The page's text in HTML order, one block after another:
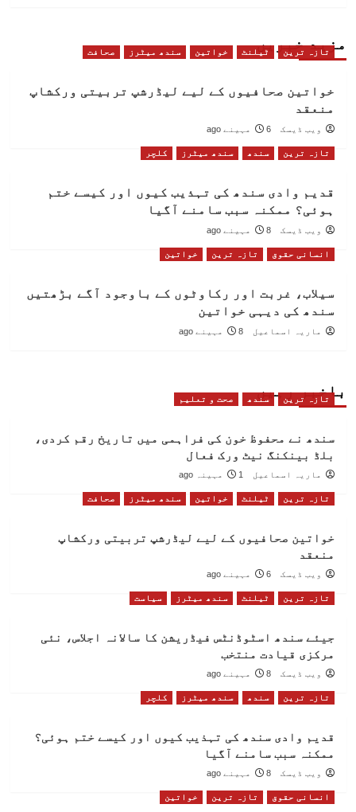
مزید خبریں
تازہ ترین ٹیلنٹ خواتین سندھ میٹرز صحافت
خواتین صحافیوں کے لیے لیڈرشپ تربیتی ورکشاپ
منعقد
ویب ڈیسک 6 مہینے ago
تازہ ترین سندھ سندھ میٹرز کلچر
قدیم وادی سندھ کی تہذیب کیوں اور کیسے ختم
ہوئی؟ ممکنہ سبب سامنے آگیا
ویب ڈیسک 8 مہینے ago
انسانی حقوق تازہ ترین خواتین
سیلاب، غربت اور رکاوٹوں کے باوجود آگے بڑھتیں
سندھ کی دیہی خواتین
ماریہ اسماعیل 8 مہینے ago
باخبر رہیں
تازہ ترین سندھ صحت و تعلیم
سندھ نے محفوظ خون کی فراہمی میں تاریخ رقم کردی،
بلڈ بینکنگ نیٹ ورک فعال
ماریہ اسماعیل 1 مہینہ ago
تازہ ترین ٹیلنٹ خواتین سندھ میٹرز صحافت
خواتین صحافیوں کے لیے لیڈرشپ تربیتی ورکشاپ
منعقد
ویب ڈیسک 6 مہینے ago
تازہ ترین ٹیلنٹ سندھ میٹرز سیاست
جیئے سندھ اسٹوڈنٹس فیڈریشن کا سالانہ اجلاس، نئی
مرکزی قیادت منتخب
ویب ڈیسک 8 مہینے ago
تازہ ترین سندھ سندھ میٹرز کلچر
قدیم وادی سندھ کی تہذیب کیوں اور کیسے ختم ہوئی؟
ممکنہ سبب سامنے آگیا
ویب ڈیسک 8 مہینے ago
انسانی حقوق تازہ ترین خواتین